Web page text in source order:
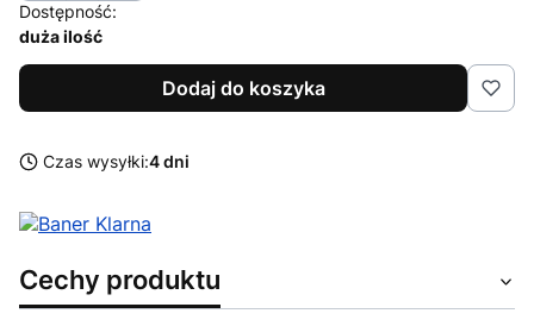
Dostępność:
duża ilość
Dodaj do koszyka
Czas wysyłki:4 dni
Cechy produktu